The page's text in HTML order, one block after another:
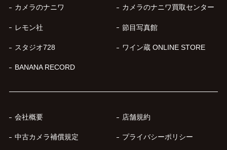
カメラのナニワ カメラのナニワ買取センター
レモン社 節目写真館
スタジオ728 ワイン蔵 ONLINE STORE
BANANA RECORD
会社概要 店舗規約
中古カメラ補償規定 プライバシーポリシー